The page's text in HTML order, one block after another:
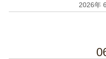
2026年